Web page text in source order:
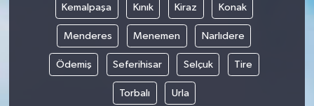
Kemalpaşa Kınık Kiraz Konak
Menderes Menemen Narlıdere
Ödemiş Seferihisar Selçuk Tire
Torbalı Urla